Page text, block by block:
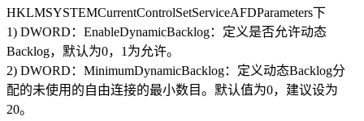
HKLMSYSTEMCurrentControlSetServiceAFDParameters下
1) DWORD：EnableDynamicBacklog：定义是否允许动态
Backlog，默认为0，1为允许。
2) DWORD：MinimumDynamicBacklog：定义动态Backlog分
配的未使用的自由连接的最小数目。默认值为0，建议设为
20。